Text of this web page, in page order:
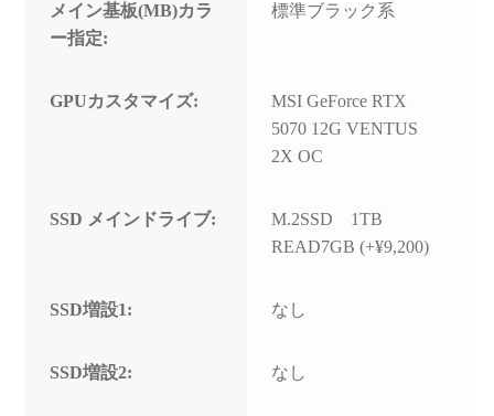
メイン基板(MB)カラ
ー指定:
標準ブラック系
GPUカスタマイズ:
MSI GeForce RTX
5070 12G VENTUS
2X OC
SSD メインドライブ:
M.2SSD 1TB
READ7GB (+¥9,200)
SSD増設1: なし
SSD増設2: なし